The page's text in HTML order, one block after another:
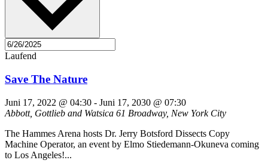
Laufend
Save The Nature
Juni 17, 2022 @ 04:30 - Juni 17, 2030 @ 07:30
Abbott, Gottlieb and Watsica 61 Broadway, New York City
The Hammes Arena hosts Dr. Jerry Botsford Dissects Copy
Machine Operator, an event by Elmo Stiedemann-Okuneva coming
to Los Angeles!...